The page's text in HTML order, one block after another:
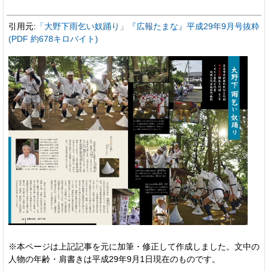
引用元: 「大野下雨乞い奴踊り」『広報たまな』平成29年9月号抜粋
(PDF 約678キロバイト)
※本ページは上記記事を元に加筆・修正して作成しました。文中の
人物の年齢・肩書きは平成29年9月1日現在のものです。